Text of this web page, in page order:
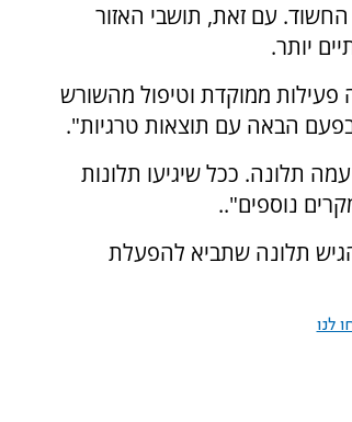
עם זאת, תושבי האזור
יותר.
ממוקדת וטיפול מהשורש
הבאה עם תוצאות טרגיות".
תלונה. ככל שיגיעו תלונות
נוספים"..
תלונה שתביא להפעלת
לנו